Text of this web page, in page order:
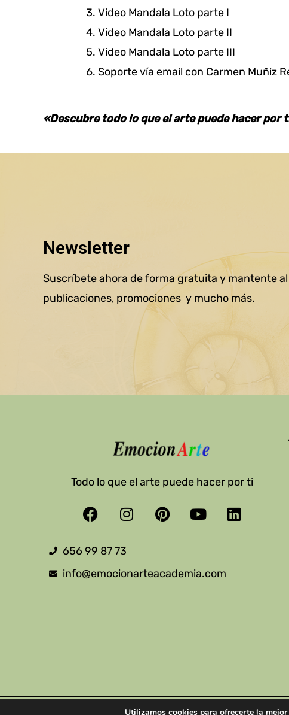
Video Mandala Loto parte I
Video Mandala Loto parte II
Video Mandala Loto parte III
Soporte vía email con Carmen Muñiz
«Descubre todo lo que el arte puede hacer por
Newsletter
Suscríbete ahora de forma gratuita y mantente
publicaciones, promociones y mucho más.
Todo lo que el arte puede hacer por ti
FacebookInstagram
PinterestYoutubeLinkedin
656 99 87 73
info@emocionarteacademia.com
Utilizamos cookies para ofrecerte la